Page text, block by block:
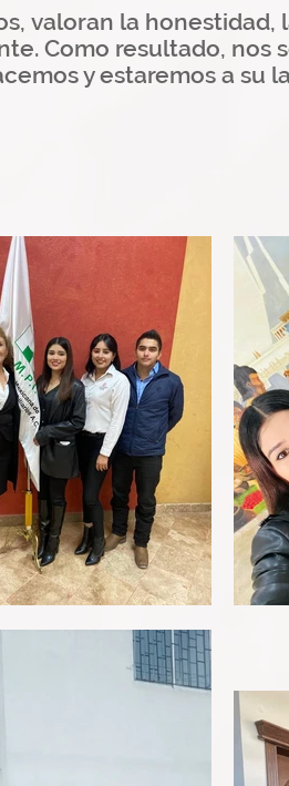
valoran la honestidad,
Como resultado, nos
y estaremos a su